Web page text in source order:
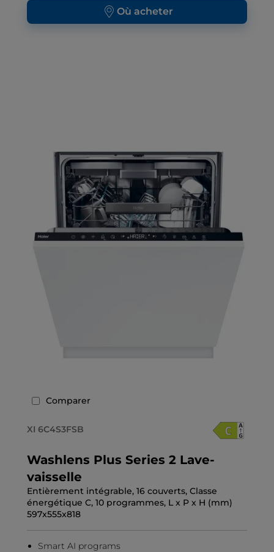
Où acheter
Comparer
XI 6C4S3FSB
Washlens Plus Series 2 Lave-
vaisselle
Entièrement intégrable, 16 couverts, Classe
énergétique C, 10 programmes, L x P x H (mm)
597x555x818
Smart AI programs